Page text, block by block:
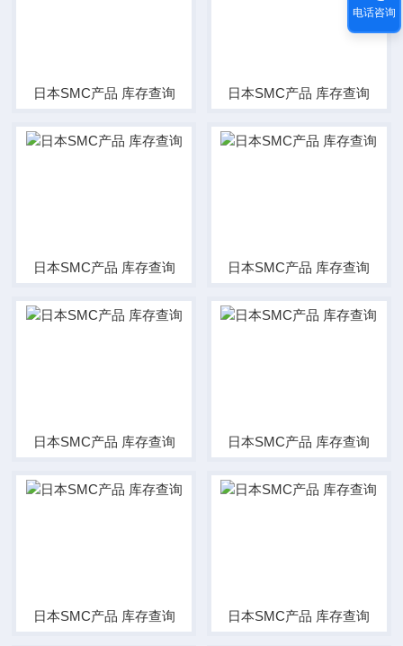
日本SMC产品 库存查询 日本SMC产品 库存查询
日本SMC产品 库存查询 日本SMC产品 库存查询
日本SMC产品 库存查询 日本SMC产品 库存查询
日本SMC产品 库存查询 日本SMC产品 库存查询
电话咨询